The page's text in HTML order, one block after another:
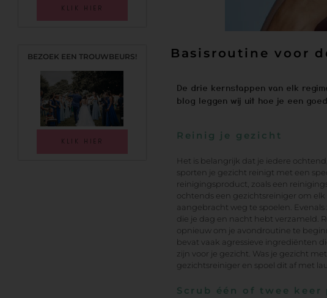
KLIK HIER
BEZOEK EEN TROUWBEURS!
KLIK HIER
Basisroutine voor
De drie kernstappen van elk
blog leggen wij uit hoe je een
Reinig je gezicht
Het is belangrijk dat je iedere
sporten je gezicht reinigt met een
reinigingsproduct, zoals een
ochtends een gezichtsreiniger om
aangebracht weg te spoelen.
die je dag en nacht hebt verzameld.
opnieuw om je avondroutine te
bevat vaak agressieve ingrediënten
zijn voor je gezicht. Was je gezicht
gezichtsreiniger en spoel dit af met
Scrub één of twee keer